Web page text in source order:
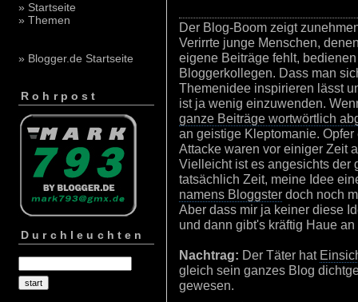
» Startseite
» Themen
» Blogger.de Startseite
Rohrpost
Durchleuchten
Der Blog-Boom zeigt
Verirrte junge Menschen,
eigene Beiträge fehlt,
Bloggerkollegen. Dass man
Themenidee inspirieren lässt
ist ja wenig einzuwenden.
ganze Beiträge wortwörtlich
an geistige Kleptomanie.
Attacke waren vor einiger Zeit
Vielleicht ist es angesichts der
tatsächlich Zeit, meine Idee
namens Bloggster doch noch
Aber dass mir ja keiner diese
und dann gibt's kräftig Haue
Nachtrag: Der Täter hat
gleich sein ganzes Blog
gewesen.